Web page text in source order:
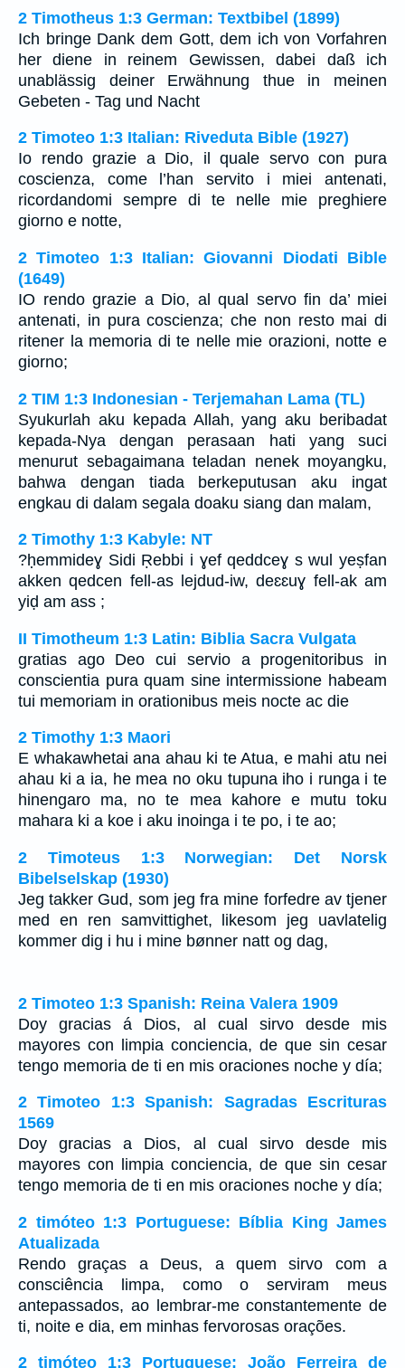
2 Timotheus 1:3 German: Textbibel (1899)
Ich bringe Dank dem Gott, dem ich von Vorfahren
her diene in reinem Gewissen, dabei daß ich
unablässig deiner Erwähnung thue in meinen
Gebeten - Tag und Nacht
2 Timoteo 1:3 Italian: Riveduta Bible (1927)
Io rendo grazie a Dio, il quale servo con pura
coscienza, come l’han servito i miei antenati,
ricordandomi sempre di te nelle mie preghiere
giorno e notte,
2 Timoteo 1:3 Italian: Giovanni Diodati Bible
(1649)
IO rendo grazie a Dio, al qual servo fin da’ miei
antenati, in pura coscienza; che non resto mai di
ritener la memoria di te nelle mie orazioni, notte e
giorno;
2 TIM 1:3 Indonesian - Terjemahan Lama (TL)
Syukurlah aku kepada Allah, yang aku beribadat
kepada-Nya dengan perasaan hati yang suci
menurut sebagaimana teladan nenek moyangku,
bahwa dengan tiada berkeputusan aku ingat
engkau di dalam segala doaku siang dan malam,
2 Timothy 1:3 Kabyle: NT
?ḥemmideɣ Sidi Ṛebbi i ɣef qeddceɣ s wul yeṣfan
akken qedcen fell-as lejdud-iw, deɛɛuɣ fell-ak am
yiḍ am ass ;
II Timotheum 1:3 Latin: Biblia Sacra Vulgata
gratias ago Deo cui servio a progenitoribus in
conscientia pura quam sine intermissione habeam
tui memoriam in orationibus meis nocte ac die
2 Timothy 1:3 Maori
E whakawhetai ana ahau ki te Atua, e mahi atu nei
ahau ki a ia, he mea no oku tupuna iho i runga i te
hinengaro ma, no te mea kahore e mutu toku
mahara ki a koe i aku inoinga i te po, i te ao;
2 Timoteus 1:3 Norwegian: Det Norsk
Bibelselskap (1930)
Jeg takker Gud, som jeg fra mine forfedre av tjener
med en ren samvittighet, likesom jeg uavlatelig
kommer dig i hu i mine bønner natt og dag,
2 Timoteo 1:3 Spanish: Reina Valera 1909
Doy gracias á Dios, al cual sirvo desde mis
mayores con limpia conciencia, de que sin cesar
tengo memoria de ti en mis oraciones noche y día;
2 Timoteo 1:3 Spanish: Sagradas Escrituras
1569
Doy gracias a Dios, al cual sirvo desde mis
mayores con limpia conciencia, de que sin cesar
tengo memoria de ti en mis oraciones noche y día;
2 timóteo 1:3 Portuguese: Bíblia King James
Atualizada
Rendo graças a Deus, a quem sirvo com a
consciência limpa, como o serviram meus
antepassados, ao lembrar-me constantemente de
ti, noite e dia, em minhas fervorosas orações.
2 timóteo 1:3 Portuguese: João Ferreira de